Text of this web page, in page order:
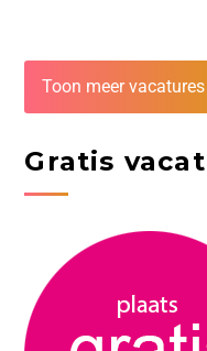
Toon meer vacatures
Gratis